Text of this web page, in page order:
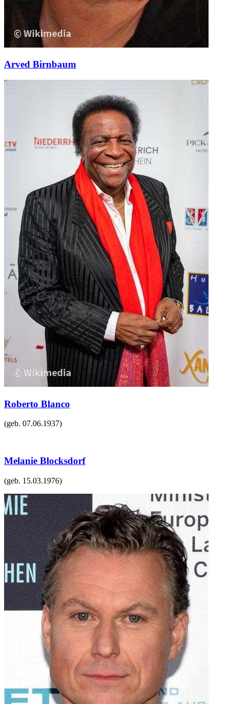
Arved Birnbaum
Roberto Blanco
(geb. 07.06.1937)
Melanie Blocksdorf
(geb. 15.03.1976)